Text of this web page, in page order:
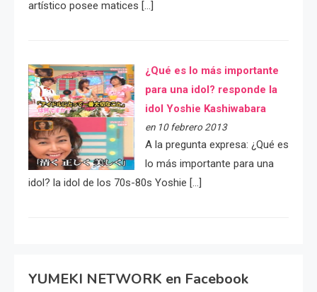
artístico posee matices […]
¿Qué es lo más importante
para una idol? responde la
idol Yoshie Kashiwabara
en 10 febrero 2013
A la pregunta expresa: ¿Qué es
lo más importante para una
idol? la idol de los 70s-80s Yoshie […]
YUMEKI NETWORK en Facebook